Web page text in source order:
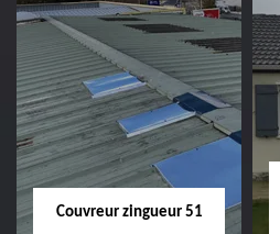
Charpentier 51
Couvreur zingueur 51